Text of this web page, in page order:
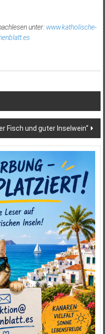
unter: www.katholische-
Fisch und guter Inselwein“